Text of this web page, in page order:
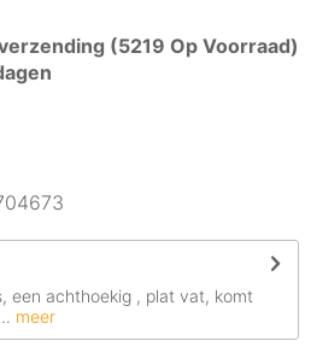
(5219 Op Voorraad)
een achthoekig , plat vat, komt
meer